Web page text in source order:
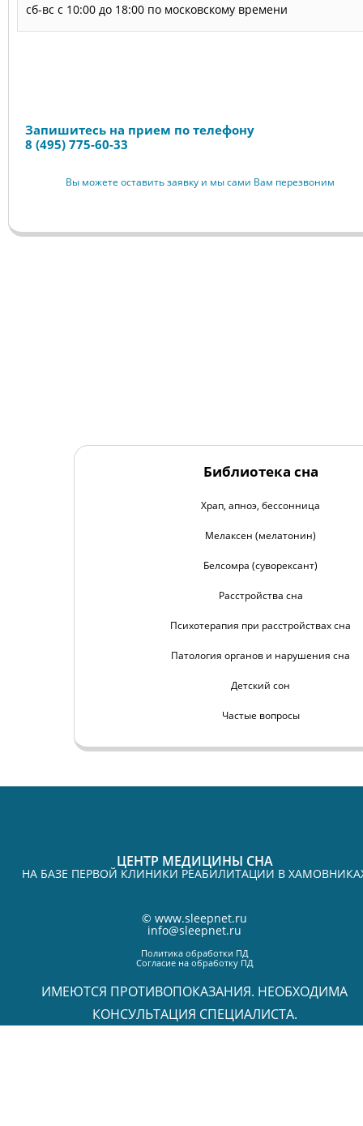
сб-вс с 10:00 до 18:00 по московскому времени
Запишитесь на прием по телефону
8 (495) 775-60-33
Вы можете оставить заявку и мы сами Вам перезвоним
Библиотека сна
Храп, апноэ, бессонница
Мелаксен (мелатонин)
Белсомра (суворексант)
Расстройства сна
Психотерапия при расстройствах сна
Патология органов и нарушения сна
Детский сон
Частые вопросы
ЦЕНТР МЕДИЦИНЫ СНА
НА БАЗЕ ПЕРВОЙ КЛИНИКИ РЕАБИЛИТАЦИИ В
© www.sleepnet.ru
info@sleepnet.ru
Политика обработки ПД
Согласие на обработку ПД
ИМЕЮТСЯ ПРОТИВОПОКАЗАНИЯ. НЕОБХОДИМА
КОНСУЛЬТАЦИЯ СПЕЦИАЛИСТА.